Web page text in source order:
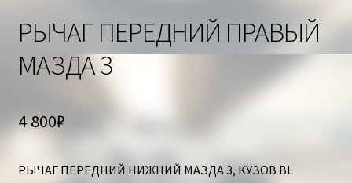
РЫЧАГ ПЕРЕДНИЙ ПРАВЫЙ
МАЗДА 3
4 800₽
РЫЧАГ ПЕРЕДНИЙ НИЖНИЙ МАЗДА 3, КУЗОВ BL